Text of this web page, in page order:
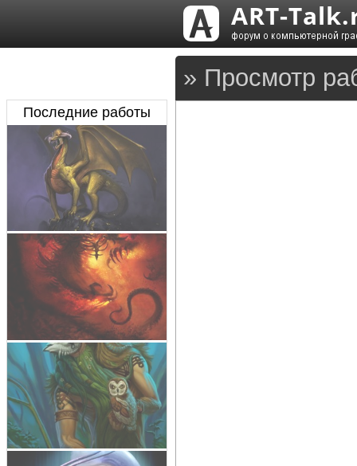
» Просмотр
Последние работы